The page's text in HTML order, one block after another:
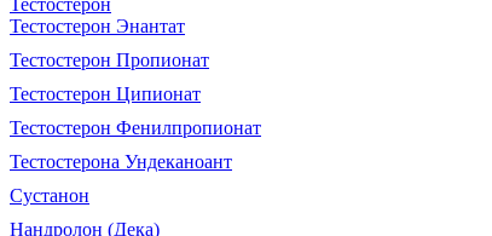
Тестостерон
Тестостерон Энантат
Тестостерон Пропионат
Тестостерон Ципионат
Тестостерон Фенилпропионат
Тестостерона Ундеканоант
Сустанон
Нандролон (Дека)